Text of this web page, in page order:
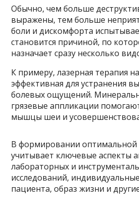
Обычно, чем больше
выражены, тем больше
боли и дискомфорта
становится причиной, по
назначает сразу несколько
К примеру, лазерная терапия
эффективная для устранения
болевых ощущений.
грязевые аппликации
мышцы шеи и
В формировании оптимальной
учитывает ключевые аспекты
лабораторных и
исследований,
пациента, образ жизни и